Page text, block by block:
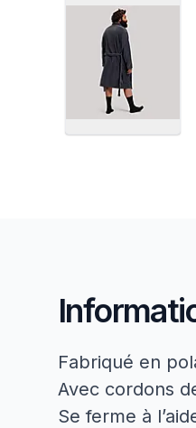
Fabriqué en
Avec cordons
Se ferme à